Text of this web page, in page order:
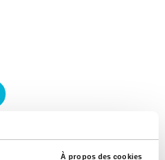
À propos des cookies